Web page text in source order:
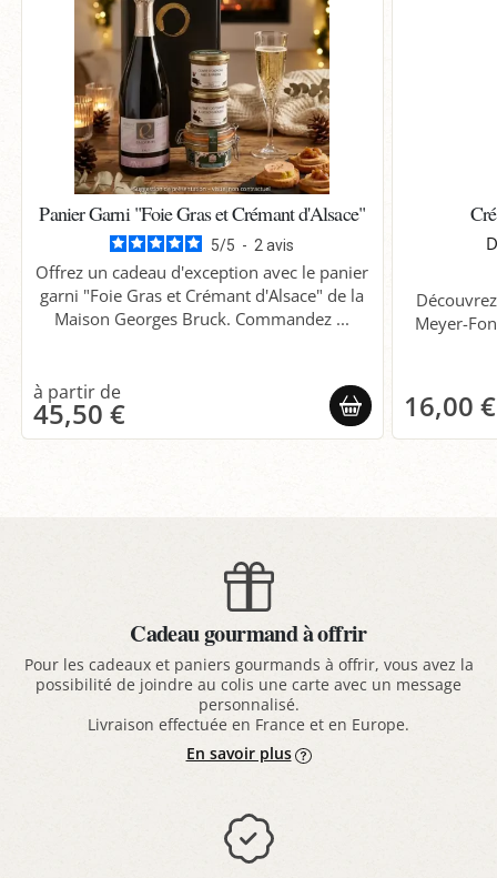
Panier Garni "Foie Gras et Crémant d'Alsace"
5/5 - 2avis
Offrez un cadeau d'exception avec le panier
garni "Foie Gras et Crémant d'Alsace" de la
Maison Georges Bruck. Commandez ...
45,50 €
Meyer-
16,00 €
Cadeau gourmand à offrir
Pour les cadeaux et paniers gourmands à offrir, vous avez la
possibilité de joindre au colis une carte avec un message
personnalisé.
Livraison effectuée en France et en Europe.
En savoir plus